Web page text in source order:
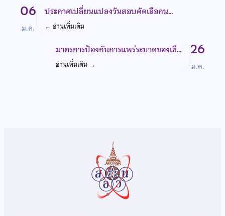
06
ม.ค.
ประกาศเปลี่ยนแปลงวันสอบคัดเลือกน…
← อ่านเพิ่มเติม
26
ม.ค.
มาตรการป้องกันการแพร่ระบาดของเชื…
อ่านเพิ่มเติม →